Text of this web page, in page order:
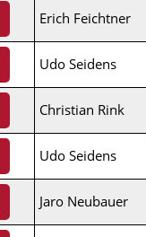
Erich Feichtner
Udo Seidens
Christian Rink
Udo Seidens
Jaro Neubauer